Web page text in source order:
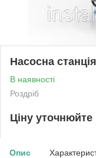
Насосна
В наявності
Роздріб
Ціну уточнюйте
Опис